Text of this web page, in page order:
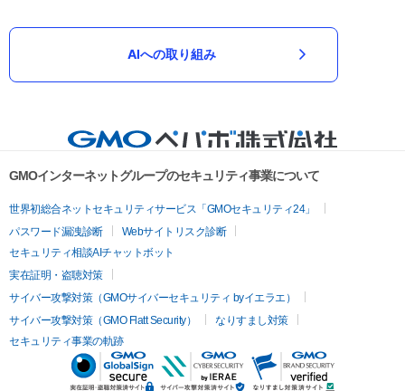
AIへの取り組み
GMOインターネットグループのセキュリティ事業について
世界初総合ネットセキュリティサービス「GMOセキュリティ24」
パスワード漏洩診断
Webサイトリスク診断
セキュリティ相談AIチャットボット
実在証明・盗聴対策
サイバー攻撃対策（GMOサイバーセキュリティ byイエラエ）
サイバー攻撃対策（GMO Flatt Security）
なりすまし対策
セキュリティ事業の軌跡